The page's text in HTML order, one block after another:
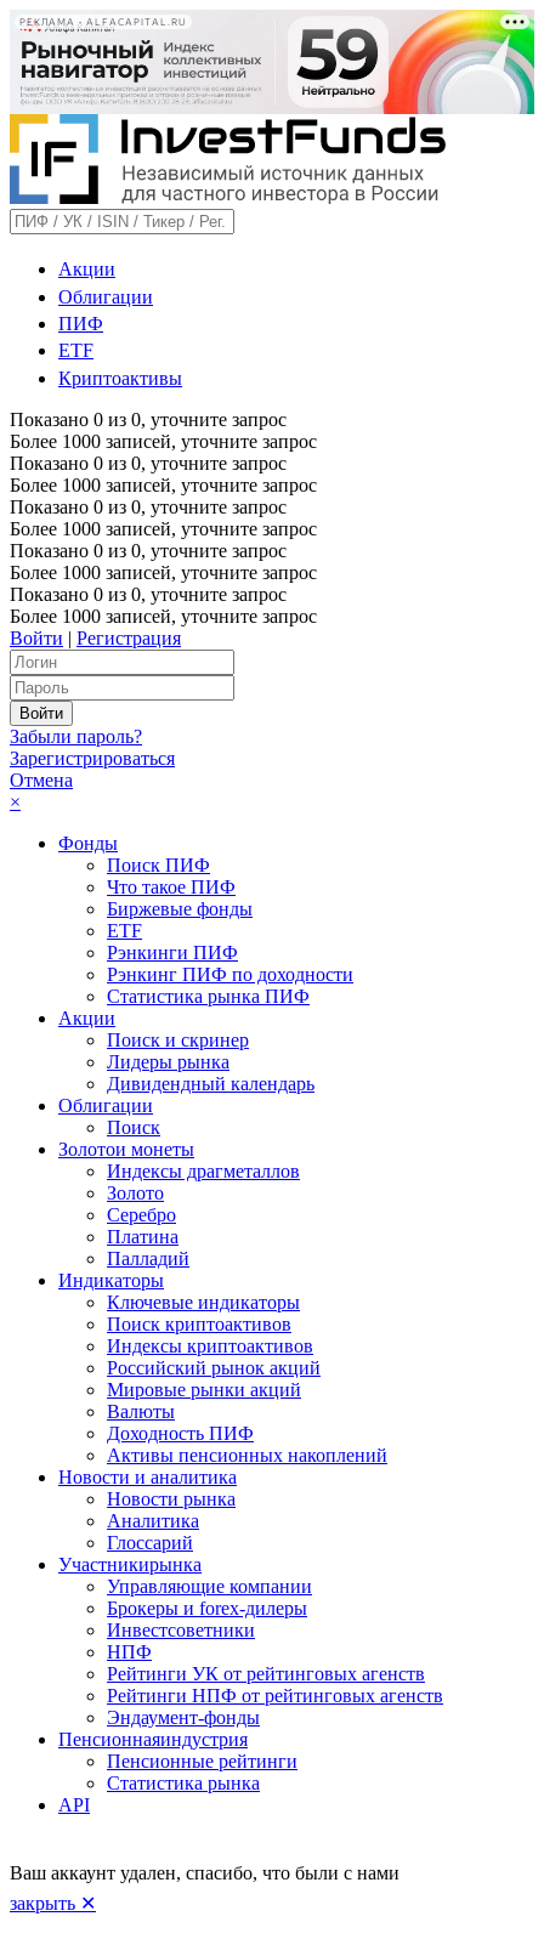
РЕКЛАМА • ALFACAPITAL.RU
Акции
Облигации
ПИФ
ETF
Криптоактивы
Показано 0 из 0, уточните запрос
Более 1000 записей, уточните запрос
Показано 0 из 0, уточните запрос
Более 1000 записей, уточните запрос
Показано 0 из 0, уточните запрос
Более 1000 записей, уточните запрос
Показано 0 из 0, уточните запрос
Более 1000 записей, уточните запрос
Показано 0 из 0, уточните запрос
Более 1000 записей, уточните запрос
Войти | Регистрация
Забыли пароль?
Зарегистрироваться
Отмена
×
Фонды
Поиск ПИФ
Что такое ПИФ
Биржевые фонды
ETF
Рэнкинги ПИФ
Рэнкинг ПИФ по доходности
Статистика рынка ПИФ
Акции
Поиск и скринер
Лидеры рынка
Дивидендный календарь
Облигации
Поиск
Золотои монеты
Индексы драгметаллов
Золото
Серебро
Платина
Палладий
Индикаторы
Ключевые индикаторы
Поиск криптоактивов
Индексы криптоактивов
Российский рынок акций
Мировые рынки акций
Валюты
Доходность ПИФ
Активы пенсионных накоплений
Новости и аналитика
Новости рынка
Аналитика
Глоссарий
Участникирынка
Управляющие компании
Брокеры и forex-дилеры
Инвестсоветники
НПФ
Рейтинги УК от рейтинговых агенств
Рейтинги НПФ от рейтинговых агенств
Эндаумент-фонды
Пенсионнаяиндустрия
Пенсионные рейтинги
Статистика рынка
API
Ваш аккаунт удален, спасибо, что были с нами
закрыть ✕